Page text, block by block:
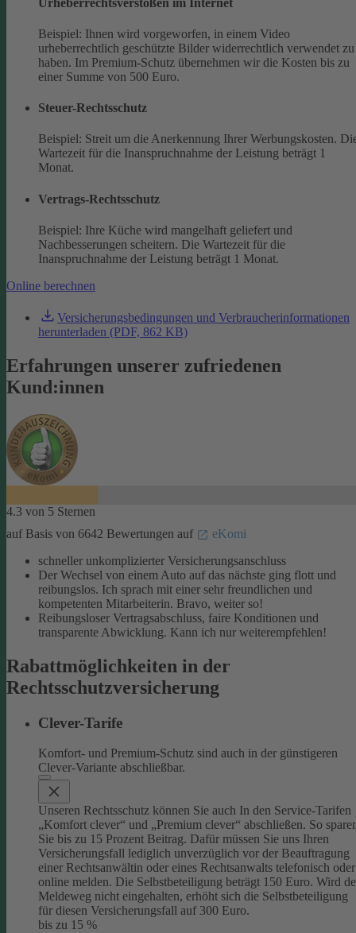
Beispiel: Ihnen wird vorgeworfen, in einem Video
urheberrechtlich geschützte Bilder widerrechtlich verwendet zu
haben. Im Premium-Schutz übernehmen wir die Kosten bis zu
einer Summe von 500 Euro.
Steuer-Rechtsschutz
Beispiel: Streit um die Anerkennung Ihrer Werbungskosten.
Wartezeit für die Inanspruchnahme der Leistung beträgt 1
Monat.
Vertrags-Rechtsschutz
Beispiel: Ihre Küche wird mangelhaft geliefert und
Nachbesserungen scheitern. Die Wartezeit für die
Inanspruchnahme der Leistung beträgt 1 Monat.
Online berechnen
Versicherungsbedingungen und Verbraucherinformationen
herunterladen (PDF, 862 KB)
Erfahrungen unserer zufriedenen
Kund:innen
4.3 von 5 Sternen
auf Basis von 6642 Bewertungen auf
eKomi
schneller unkomplizierter Versicherungsanschluss
Der Wechsel von einem Auto auf das nächste ging flott und
reibungslos. Ich sprach mit einer sehr freundlichen und
kompetenten Mitarbeiterin. Bravo, weiter so!
Reibungsloser Vertragsabschluss, faire Konditionen und
transparente Abwicklung. Kann ich nur weiterempfehlen!
Rabattmöglichkeiten in der
Rechtsschutzversicherung
Clever-Tarife
Komfort- und Premium-Schutz sind auch in der günstigeren
Clever-Variante abschließbar.
Unseren Rechtsschutz können Sie auch In den Service-Tarifen
„Komfort clever“ und „Premium clever“ abschließen. So
Sie bis zu 15 Prozent Beitrag. Dafür müssen Sie uns Ihren
Versicherungsfall lediglich unverzüglich vor der Beauftragung
einer Rechtsanwältin oder eines Rechtsanwalts telefonisch oder
online melden. Die Selbstbeteiligung beträgt 150 Euro. Wird
Meldeweg nicht eingehalten, erhöht sich die Selbstbeteiligung
für diesen Versicherungsfall auf 300 Euro.
bis zu 15 %